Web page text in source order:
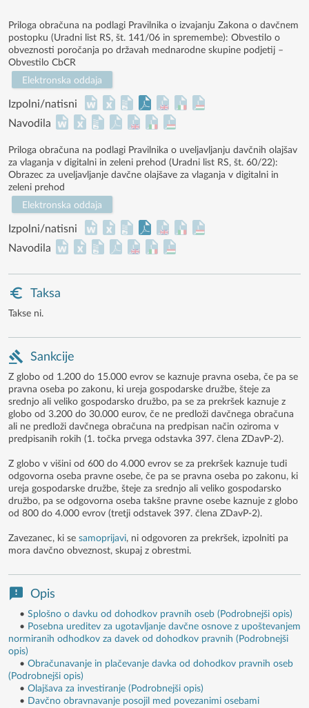
Priloga obračuna na podlagi Pravilnika o izvajanju Zakona o davčnem
postopku (Uradni list RS, št. 141/06 in spremembe): Obvestilo o
obveznosti poročanja po državah mednarodne skupine podjetij –
Obvestilo CbCR
Elektronska oddaja
Izpolni/natisni
Navodila
Priloga obračuna na podlagi Pravilnika o uveljavljanju davčnih olajšav
za vlaganja v digitalni in zeleni prehod (Uradni list RS, št. 60/22):
Obrazec za uveljavljanje davčne olajšave za vlaganja v digitalni in
zeleni prehod
Elektronska oddaja
Izpolni/natisni
Navodila
Taksa
Takse ni.
Sankcije
Z globo od 1.200 do 15.000 evrov se kaznuje pravna oseba, če pa se
pravna oseba po zakonu, ki ureja gospodarske družbe, šteje za
srednjo ali veliko gospodarsko družbo, pa se za prekršek kaznuje z
globo od 3.200 do 30.000 eurov, če ne predloži davčnega obračuna
ali ne predloži davčnega obračuna na predpisan način oziroma v
predpisanih rokih (1. točka prvega odstavka 397. člena ZDavP-2).
Z globo v višini od 600 do 4.000 evrov se za prekršek kaznuje tudi
odgovorna oseba pravne osebe, če pa se pravna oseba po zakonu, ki
ureja gospodarske družbe, šteje za srednjo ali veliko gospodarsko
družbo, pa se odgovorna oseba takšne pravne osebe kaznuje z globo
od 800 do 4.000 evrov (tretji odstavek 397. člena ZDavP-2).
Zavezanec, ki se samoprijavi, ni odgovoren za prekršek, izpolniti pa
mora davčno obveznost, skupaj z obrestmi.
Opis
• Splošno o davku od dohodkov pravnih oseb (Podrobnejši opis)
• Posebna ureditev za ugotavljanje davčne osnove z upoštevanjem
normiranih odhodkov za davek od dohodkov pravnih (Podrobnejši
opis)
• Obračunavanje in plačevanje davka od dohodkov pravnih oseb
(Podrobnejši opis)
• Olajšava za investiranje (Podrobnejši opis)
• Davčno obravnavanje posojil med povezanimi osebami